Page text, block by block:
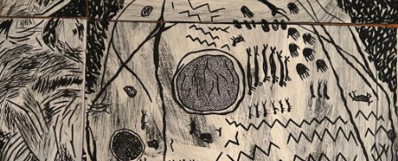
Configuración de cookies
Universidad de los Andes | Vigilada Mineducación.
Reconocimiento como universidad: Decreto 1297 del 30
de mayo de 1964. Reconocimiento de personería jurídica:
Resolución 28 del 23 de febrero de 1949, Minjusticia.
Acreditación institucional de alta calidad, 10 años:
Resolución 000194 del 16 de enero del 2025.